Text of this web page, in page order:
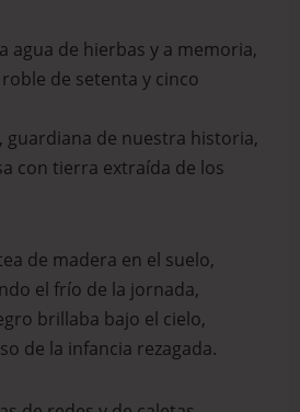
agua de hierbas y a memoria,
de setenta y cinco
guardiana de nuestra historia,
con tierra extraída de los
de madera en el suelo,
el frío de la jornada,
brillaba bajo el cielo,
de la infancia rezagada.